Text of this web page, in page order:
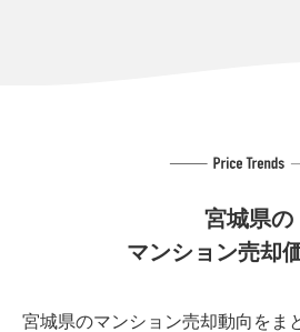
宮城県の
マンション売却
宮城県のマンション売却動向をま